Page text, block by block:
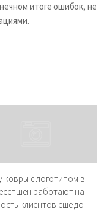
итоге ошибок, не
ковры с логотипом в
работают на
клиентов еще до